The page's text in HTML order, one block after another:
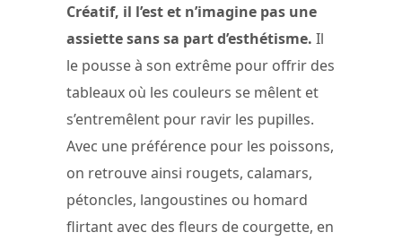
Créatif, il l’est et n’imagine pas une
assiette sans sa part d’esthétisme. Il
le pousse à son extrême pour offrir des
tableaux où les couleurs se mêlent et
s’entremêlent pour ravir les pupilles.
Avec une préférence pour les poissons,
on retrouve ainsi rougets, calamars,
pétoncles, langoustines ou homard
flirtant avec des fleurs de courgette, en